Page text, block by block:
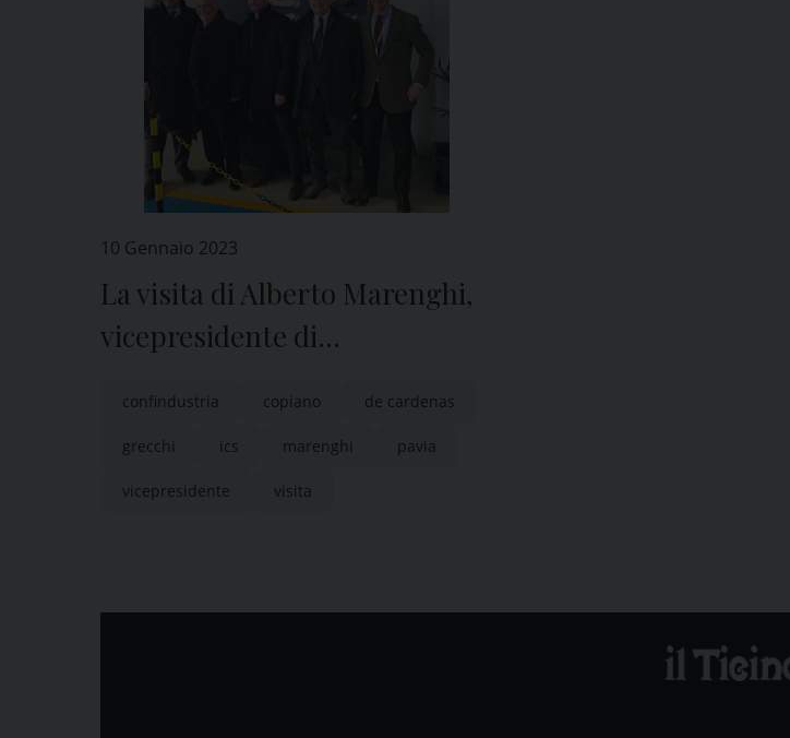
10 Gennaio 2023
La visita di Alberto Marenghi,
vicepresidente di
confindustria copiano de cardenas
grecchi ics marenghi pavia
vicepresidente visita